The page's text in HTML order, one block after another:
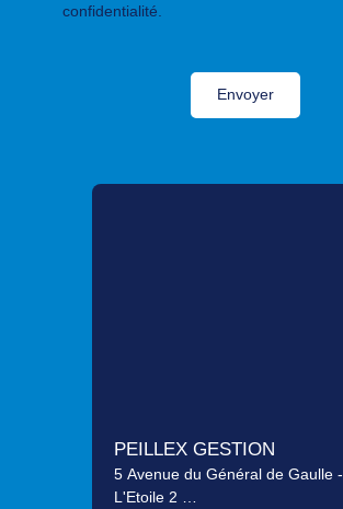
confidentialité
Envoyer
PEILLEX GESTION
5 Avenue du Général de Gaulle -
L'Etoile 2